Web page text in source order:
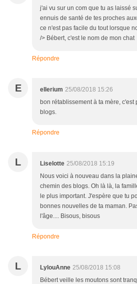
j'ai vu sur un com que tu as laissé
ennuis de santé de tes proches
ce n'est pas facile du tout lorsque
/> Bébert, c'est le nom de mon chat
Répondre
E ellerium 25/08/2018 15:26
bon rétablissement à ta mère, c'est
blogs.
Répondre
L Liselotte 25/08/2018 15:19
Nous voici à nouveau dans la
chemin des blogs. Oh là là, la
le plus important. J'espère que tu
bonnes nouvelles de ta maman.
l'âge.... Bisous, bisous
Répondre
L LylouAnne 25/08/2018 15:08
Bébert veille les moutons sont